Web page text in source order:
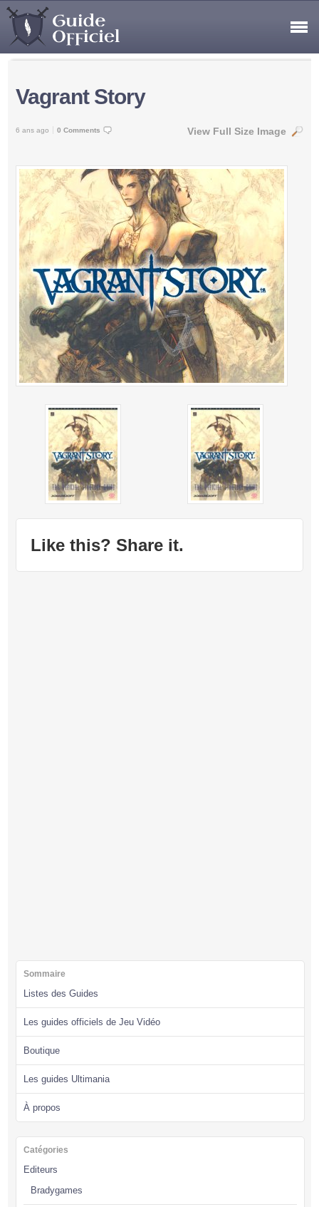
Vagrant Story
6 ans ago 0 Comments View Full Size Image
Like this? Share it.
Sommaire
Listes des Guides
Les guides officiels de Jeu Vidéo
Boutique
Les guides Ultimania
À propos
Catégories
Editeurs
Bradygames